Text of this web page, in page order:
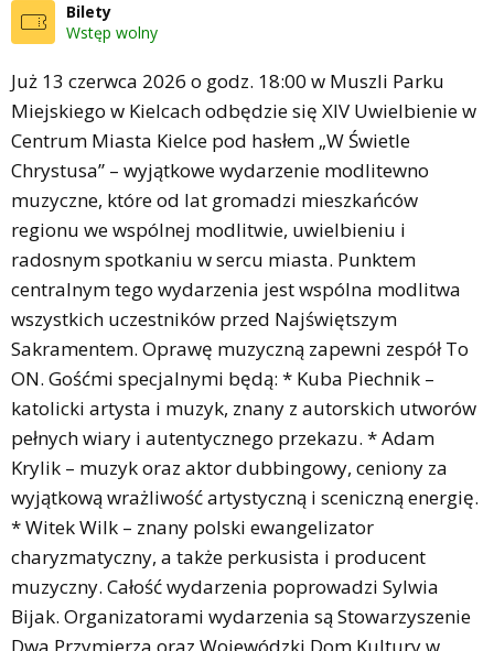
Bilety
Wstęp wolny
Już 13 czerwca 2026 o godz. 18:00 w Muszli Parku
Miejskiego w Kielcach odbędzie się XIV Uwielbienie w
Centrum Miasta Kielce pod hasłem „W Świetle
Chrystusa” – wyjątkowe wydarzenie modlitewno
muzyczne, które od lat gromadzi mieszkańców
regionu we wspólnej modlitwie, uwielbieniu i
radosnym spotkaniu w sercu miasta. Punktem
centralnym tego wydarzenia jest wspólna modlitwa
wszystkich uczestników przed Najświętszym
Sakramentem. Oprawę muzyczną zapewni zespół To
ON. Gośćmi specjalnymi będą: * Kuba Piechnik –
katolicki artysta i muzyk, znany z autorskich utworów
pełnych wiary i autentycznego przekazu. * Adam
Krylik – muzyk oraz aktor dubbingowy, ceniony za
wyjątkową wrażliwość artystyczną i sceniczną energię.
* Witek Wilk – znany polski ewangelizator
charyzmatyczny, a także perkusista i producent
muzyczny. Całość wydarzenia poprowadzi Sylwia
Bijak. Organizatorami wydarzenia są Stowarzyszenie